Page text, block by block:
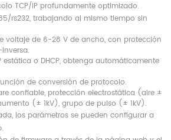
TCP/IP profundamente optimizado.
rs232, trabajando al mismo tiempo sin
voltaje de 6-28 V de ancho, con protección
o DHCP, obtenga automáticamente
de conversión de protocolo.
confiable, protección electrostática (aire ±
(± 1kV), grupo de pulso (± 1kV).
los parámetros se pueden configurar a